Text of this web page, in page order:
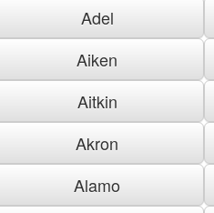
Adel
Aiken
Aitkin
Akron
Alamo